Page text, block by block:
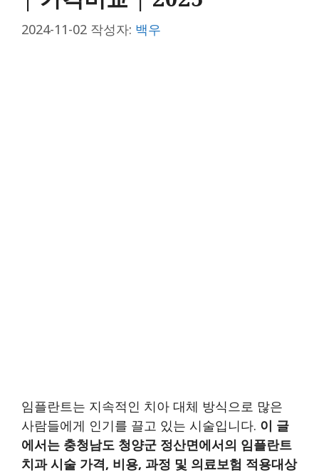
2024-11-02 작성자: 백우
임플란트는 지속적인 치아 대체 방식으로 많은
사람들에게 인기를 끌고 있는 시술입니다. 이 글
에서는 충청남도 청양군 정산면에서의 임플란트
치과 시술 가격, 비용, 과정 및 의료보험 적용대상